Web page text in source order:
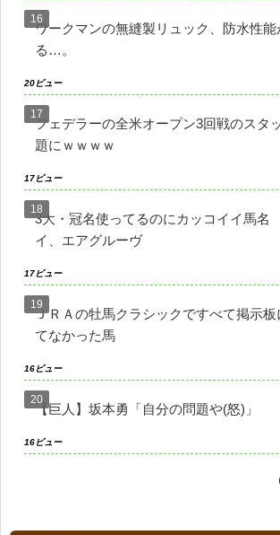
ワークマンの無縫製リュック、防水性
る…。
20ビュー
フェデラーの全米オープン3回戦のスタ
題にｗｗｗｗ
17ビュー
3大・冠名使ってるのにカッコイイ馬
イ、エアグルーヴ
17ビュー
ＪＲＡの牡馬クラシックですべて掲示
てなかった馬
16ビュー
【巨人】坂本勇「自分の問題や(怒)」
16ビュー